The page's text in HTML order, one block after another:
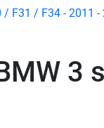
/ F31 / F34 - 2011 -
3